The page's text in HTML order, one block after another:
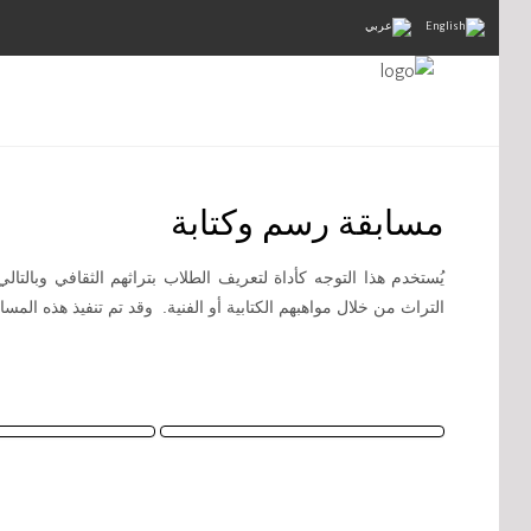
مسابقة رسم وكتابة
يُستخدم هذا التوجه كأداة لتعريف الطلاب بتراثهم الثقافي
التراث من خلال مواهبهم الكتابية أو الفنية. وقد تم تنفيذ هذه